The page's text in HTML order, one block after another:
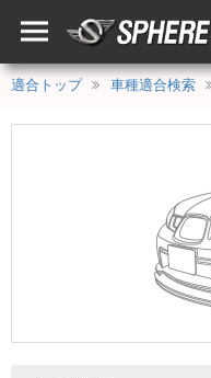
適合トップ 車種適合検索